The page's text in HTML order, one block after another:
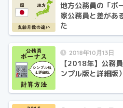
地方公務員の「ボ
家公務員と差があ
た
2018年10月13日
【2018年】公務
ンプル版と詳細版